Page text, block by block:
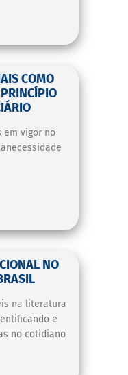
COMO
em vigor no
NO
na literatura
e
no cotidiano